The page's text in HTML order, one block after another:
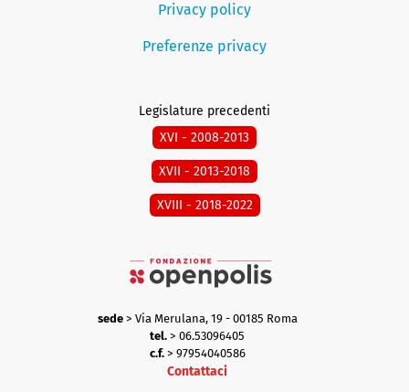
Privacy policy
Preferenze privacy
Legislature precedenti
XVI - 2008-2013
XVII - 2013-2018
XVIII - 2018-2022
sede> Via Merulana, 19 - 00185 Roma
tel. > 06.53096405
c.f.> 97954040586
Contattaci